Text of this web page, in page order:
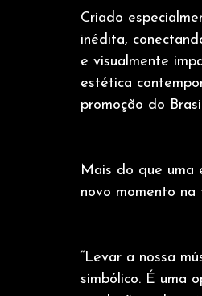
Criado
inédita,
e visualmente
estética
promoção do
Mais do que uma
novo momento
“Levar a nossa
simbólico. É uma